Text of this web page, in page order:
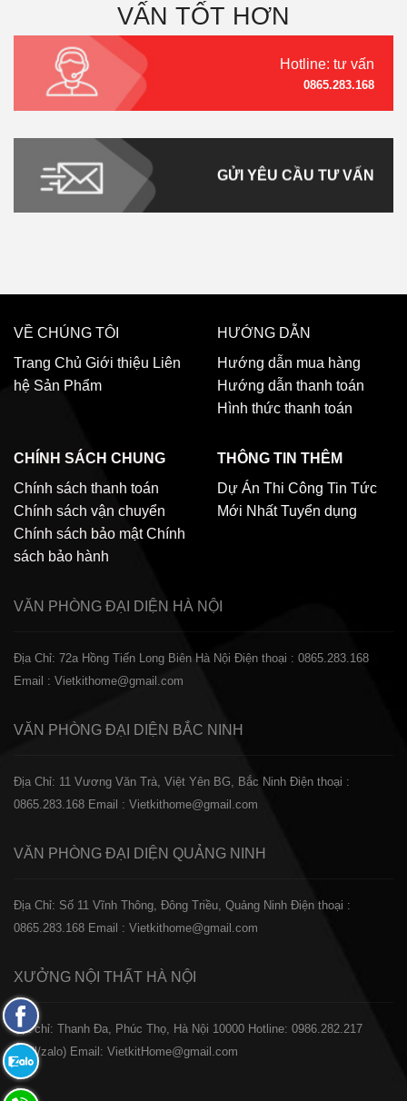
VẤN TỐT HƠN
Hotline: tư vấn
0865.283.168
GỬI YÊU CẦU TƯ VẤN
VỀ CHÚNG TÔI
Trang Chủ Giới thiệu Liên
hệ Sản Phẩm
HƯỚNG DẪN
Hướng dẫn mua hàng
Hướng dẫn thanh toán
Hình thức thanh toán
CHÍNH SÁCH CHUNG
Chính sách thanh toán
Chính sách vận chuyển
Chính sách bảo mật Chính
sách bảo hành
THÔNG TIN THÊM
Dự Án Thi Công Tin Tức
Mới Nhất Tuyển dụng
VĂN PHÒNG ĐẠI DIỆN HÀ NỘI
Địa Chỉ: 72a Hồng Tiến Long Biên Hà Nội Điện thoại : 0865.283.168
Email : Vietkithome@gmail.com
VĂN PHÒNG ĐẠI DIỆN BẮC NINH
Địa Chỉ: 11 Vương Văn Trà, Việt Yên BG, Bắc Ninh Điện thoại :
0865.283.168 Email : Vietkithome@gmail.com
VĂN PHÒNG ĐẠI DIỆN QUẢNG NINH
Địa Chỉ: Số 11 Vĩnh Thông, Đông Triều, Quảng Ninh Điện thoại :
0865.283.168 Email : Vietkithome@gmail.com
XƯỞNG NỘI THẤT HÀ NỘI
️Địa chỉ: Thanh Đa, Phúc Thọ, Hà Nội 10000 Hotline: 0986.282.217
(Call/zalo) Email: VietkitHome@gmail.com
Fanpage
Facebook
Zalo:
0865.283.168